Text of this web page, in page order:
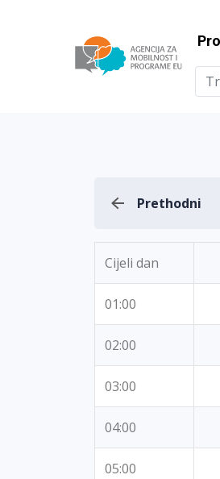
Prethodni
Cijeli dan
01:00
02:00
03:00
04:00
05:00